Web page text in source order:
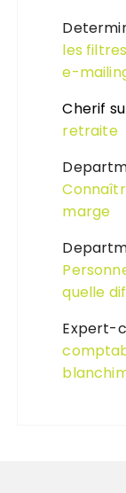
les
e-
Cherif
retraite
marge
quelle
Expert-